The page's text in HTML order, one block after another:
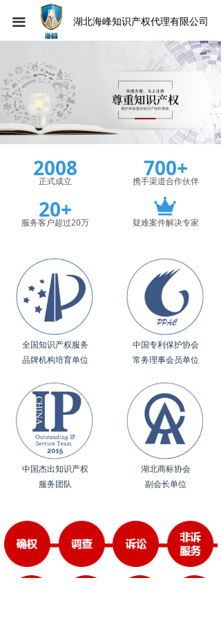
끀 湖北海峰知识产权代理有限公司
2008
正式成立
疑难案件解决专家
湖北商标协会
副会长单位
全国知识产权服务
品牌机构培育单位
700+
携手渠道合作伙伴
中国杰出知识产权
服务团队
中国专利保护协会
常务理事会员单位
20+
服务客户超过20万